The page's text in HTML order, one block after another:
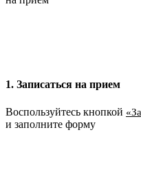
1. Записаться на прием
Воспользуйтесь кнопкой
и заполните форму